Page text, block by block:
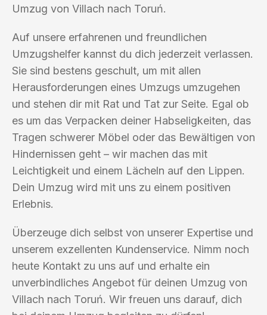
Umzug von Villach nach Toruń.
Auf unsere erfahrenen und freundlichen
Umzugshelfer kannst du dich jederzeit verlassen.
Sie sind bestens geschult, um mit allen
Herausforderungen eines Umzugs umzugehen
und stehen dir mit Rat und Tat zur Seite. Egal ob
es um das Verpacken deiner Habseligkeiten, das
Tragen schwerer Möbel oder das Bewältigen von
Hindernissen geht – wir machen das mit
Leichtigkeit und einem Lächeln auf den Lippen.
Dein Umzug wird mit uns zu einem positiven
Erlebnis.
Überzeuge dich selbst von unserer Expertise und
unserem exzellenten Kundenservice. Nimm noch
heute Kontakt zu uns auf und erhalte ein
unverbindliches Angebot für deinen Umzug von
Villach nach Toruń. Wir freuen uns darauf, dich